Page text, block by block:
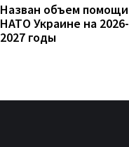
Назван объем помощи
НАТО Украине на 2026-
2027 годы